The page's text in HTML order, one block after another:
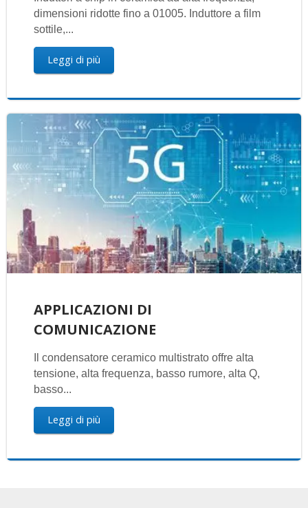
dimensioni ridotte fino a 01005. Induttore a film
sottile,...
Leggi di più
APPLICAZIONI DI
COMUNICAZIONE
Il condensatore ceramico multistrato offre alta
tensione, alta frequenza, basso rumore, alta Q,
basso...
Leggi di più